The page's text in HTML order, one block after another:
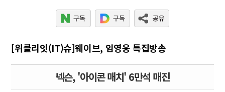
[위클리잇(IT)슈]웨이브, 임영웅 특집방송
넥슨, '아이콘 매치' 6만석 매진